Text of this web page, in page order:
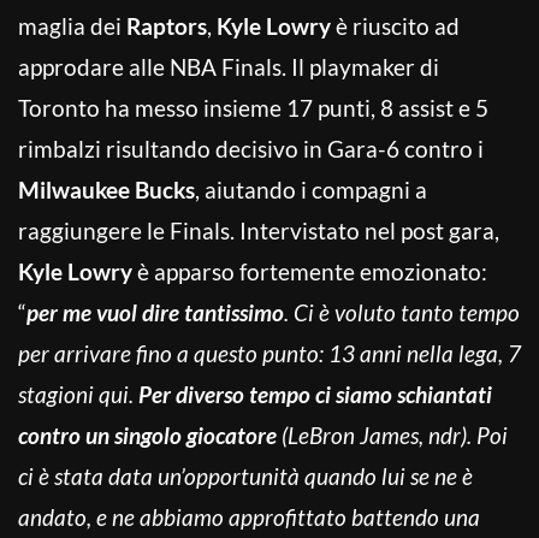
maglia dei Raptors, Kyle Lowryè riuscito ad
approdare alle NBA Finals. Il playmaker di
Toronto ha messo insieme 17 punti, 8 assist e 5
rimbalzi risultando decisivo in Gara-6 contro i
Milwaukee Bucks, aiutando i compagni a
raggiungere le Finals. Intervistato nel post gara,
Kyle Lowryè apparso fortemente emozionato:
“per me vuol dire tantissimo. Ci è voluto tanto tempo
per arrivare fino a questo punto: 13 anni nella lega, 7
stagioni qui. Per diverso tempo ci siamo schiantati
contro un singolo giocatore (LeBron James, ndr). Poi
ci è stata data un’opportunità quando lui se ne è
andato, e ne abbiamo approfittato battendo una